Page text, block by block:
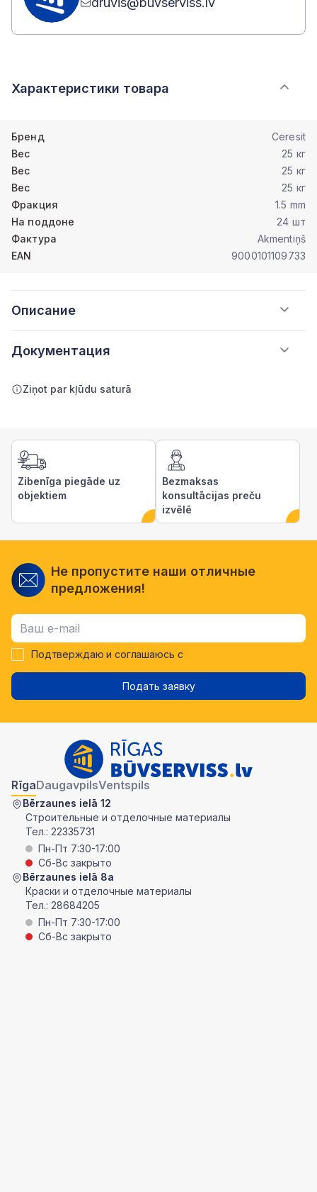
Характеристики товара
Бренд
Ceresit
Вес
25 кг
Вес
25 кг
Вес
25 кг
Фракция
1.5 mm
На поддоне
24 шт
Фактура
Akmentiņš
EAN
9000101109733
Описание
Документация
Ziņot par kļūdu saturā
Zibenīga piegāde uz
objektiem
Bezmaksas
konsultācijas preču
izvēlē
Не пропустите наши отличные
предложения!
Подтверждаю и соглашаюсь с
Подать заявку
RīgaDaugavpilsVentspils
Bērzaunes ielā 12
Строительные и отделочные материалы
Тел.: 22335731
Пн-Пт 7:30-17:00
Сб-Вс закрыто
Bērzaunes ielā 8a
Краски и отделочные материалы
Тел.: 28684205
Пн-Пт 7:30-17:00
Сб-Вс закрыто